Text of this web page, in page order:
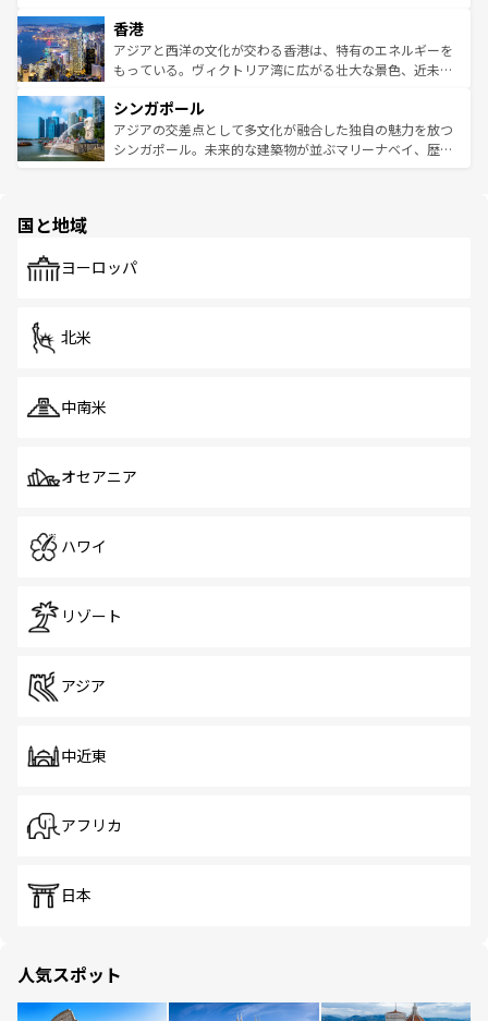
とつ。フォーやバインミー、ベトナムコーヒーなどは、ぜ
ひ現地で味わいたい。どの地域を訪れてもあたたかい人々
が旅行者を迎えてくれるので、きっと忘れられない旅にな
参照してほしい。
の活気が交差している。北部ではチェンマイなどの山岳地
帯で自然と触れ合い、南部ではプーケットやクラビの美し
いビーチでリゾート気分を楽しむことができる。タイ料理
激する。気候は一年中温暖で、どの季節にも異なる楽しみ
が待っている。親しみやすいタイの人々、仏教を中心とし
た文化、そして多様な観光資源が、訪れる旅人を魅了し続
香港
アジアと西洋の文化が交わる香港は、特有のエネルギーを
もっている。ヴィクトリア湾に広がる壮大な景色、近未来
み、どこを訪れても感動するはず。観光スポットが密集し
ており、効率よく見どころを回れるのも魅力。息をのむよ
うな絶景から文化的な体験まで、香港を存分に楽しみ尽く
シンガポール
アジアの交差点として多文化が融合した独自の魅力を放つ
シンガポール。未来的な建築物が並ぶマリーナベイ、歴史
で、ホーカーズは地元の風情を楽しめる外せないスポット
国と地域
ヨーロッパ
北米
中南米
オセアニア
ハワイ
リゾート
アジア
中近東
アフリカ
日本
人気スポット